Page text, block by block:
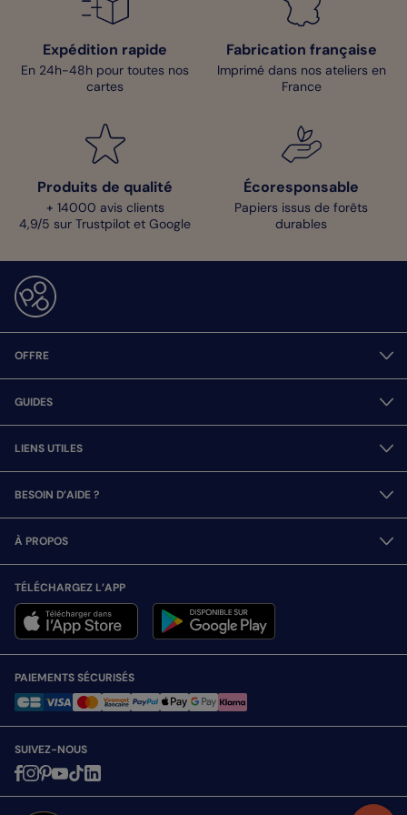
Expédition rapide
En 24h-48h pour toutes nos
cartes
Fabrication française
Imprimé dans nos ateliers en
France
Produits de qualité
+ 14000 avis clients
4,9/5 sur Trustpilot et Google
Écoresponsable
Papiers issus de forêts
durables
OFFRE
GUIDES
LIENS UTILES
BESOIN D’AIDE ?
À PROPOS
TÉLÉCHARGEZ L’APP
PAIEMENTS SÉCURISÉS
SUIVEZ-NOUS